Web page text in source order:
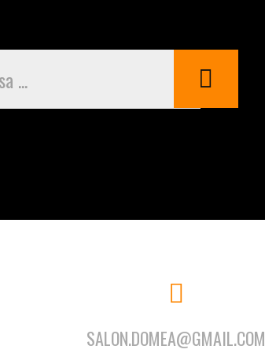
SALON.DOMEA@GMAIL.COM